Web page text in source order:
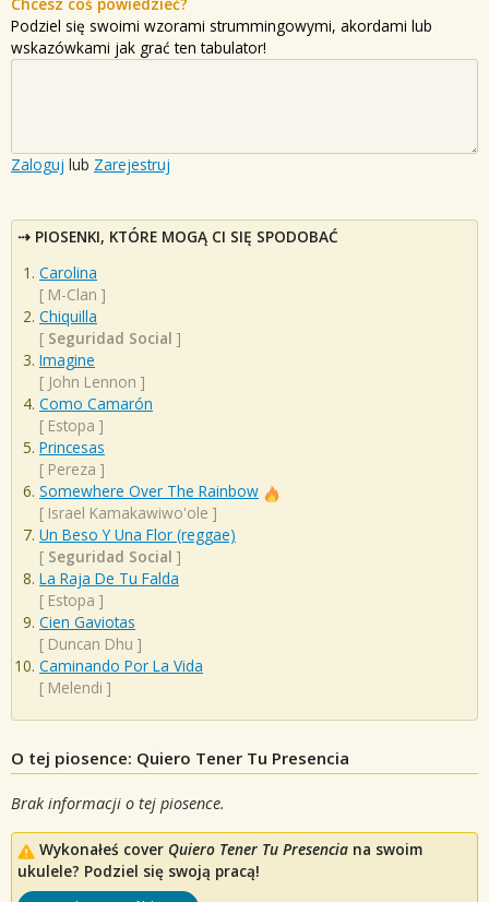
Podziel się swoimi wzorami strummingowymi, akordami lub
wskazówkami jak grać ten tabulator!
Zaloguj lub Zarejestruj
PIOSENKI, KTÓRE MOGĄ CI SIĘ SPODOBAĆ
Carolina
[ M-Clan ]
Chiquilla
[ Seguridad Social ]
Imagine
[ John Lennon ]
Como Camarón
[ Estopa ]
Princesas
[ Pereza ]
Somewhere Over The Rainbow
[ Israel Kamakawiwo'ole ]
Un Beso Y Una Flor (reggae)
[ Seguridad Social ]
La Raja De Tu Falda
[ Estopa ]
Cien Gaviotas
[ Duncan Dhu ]
Caminando Por La Vida
[ Melendi ]
O tej piosence: Quiero Tener Tu Presencia
Brak informacji o tej piosence.
Wykonałeś cover Quiero Tener Tu Presencia na swoim
ukulele? Podziel się swoją pracą!